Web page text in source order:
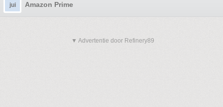
jui Amazon Prime
▼ Advertentie door Refinery89